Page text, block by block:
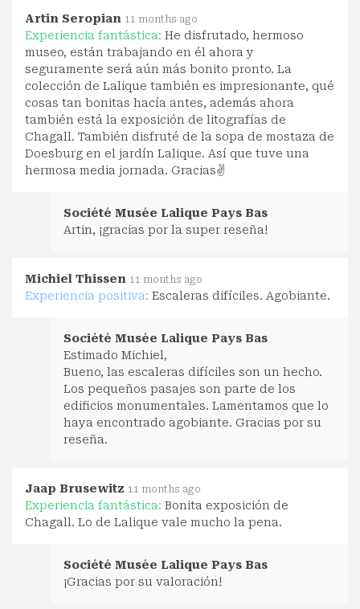
Artin Seropian 11 months ago
Experiencia fantástica: He disfrutado, hermoso
museo, están trabajando en él ahora y
seguramente será aún más bonito pronto. La
colección de Lalique también es impresionante, qué
cosas tan bonitas hacía antes, además ahora
también está la exposición de litografías de
Chagall. También disfruté de la sopa de mostaza de
Doesburg en el jardín Lalique. Así que tuve una
hermosa media jornada. Gracias✌️
Société Musée Lalique Pays Bas
Artin, ¡gracias por la super reseña!
Michiel Thissen 11 months ago
Experiencia positiva: Escaleras difíciles. Agobiante.
Société Musée Lalique Pays Bas
Estimado Michiel,
Bueno, las escaleras difíciles son un hecho.
Los pequeños pasajes son parte de los
edificios monumentales. Lamentamos que lo
haya encontrado agobiante. Gracias por su
reseña.
Jaap Brusewitz 11 months ago
Experiencia fantástica: Bonita exposición de
Chagall. Lo de Lalique vale mucho la pena.
Société Musée Lalique Pays Bas
¡Gracias por su valoración!